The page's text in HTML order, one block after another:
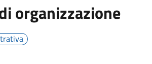
organizzazione